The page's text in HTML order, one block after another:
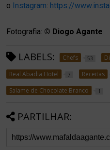
o Instagram:https://
Fotografia: © Diogo Agante
LABELS: Chefs 53
Real Abadia Hotel 7 Receitas
Salame de Chocolate Branco 1
PARTILHAR: